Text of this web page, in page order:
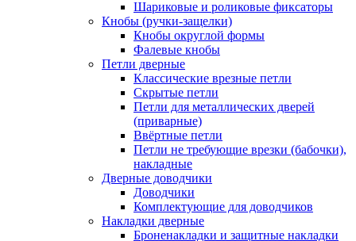
Шариковые и роликовые фиксаторы
Кнобы (ручки-защелки)
Кнобы округлой формы
Фалевые кнобы
Петли дверные
Классические врезные петли
Скрытые петли
Петли для металлических дверей
(приварные)
Ввёртные петли
Петли не требующие врезки (бабочки),
накладные
Дверные доводчики
Доводчики
Комплектующие для доводчиков
Накладки дверные
Броненакладки и защитные накладки